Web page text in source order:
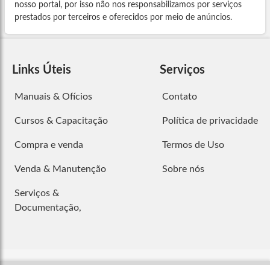
nosso portal, por isso não nos responsabilizamos por serviços
prestados por terceiros e oferecidos por meio de anúncios.
Links Úteis
Manuais & Ofícios
Cursos & Capacitação
Compra e venda
Venda & Manutenção
Serviços &
Documentação,
Serviços
Contato
Política de privacidade
Termos de Uso
Sobre nós